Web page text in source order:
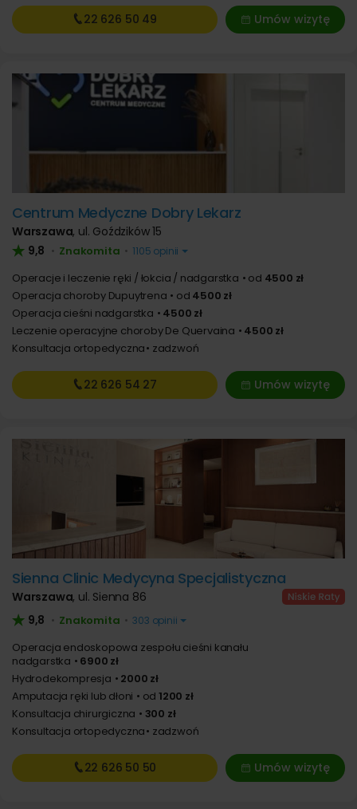
Umów wizytę
22 626 50 49
Centrum Medyczne Dobry Lekarz
Warszawa, ul. Goździków 15
9,8 • Znakomita • 1105 opinii
Operacje i leczenie ręki / łokcia / nadgarstka od 4500 zł
Operacja choroby Dupuytrena
od 4500 zł
Operacja cieśni nadgarstka
4500 zł
Leczenie operacyjne choroby De Quervaina
4500 zł
Konsultacja ortopedyczna zadzwoń
Umów wizytę
22 626 54 27
Sienna Clinic Medycyna Specjalistyczna
Warszawa, ul. Sienna 86
9,8 • Znakomita • 303 opinii
Operacja endoskopowa zespołu cieśni kanału
nadgarstka
6900 zł
Hydrodekompresja
2000 zł
Amputacja ręki lub dłoni
od 1200 zł
Konsultacja chirurgiczna
300 zł
Konsultacja ortopedyczna zadzwoń
Umów wizytę
22 626 50 50